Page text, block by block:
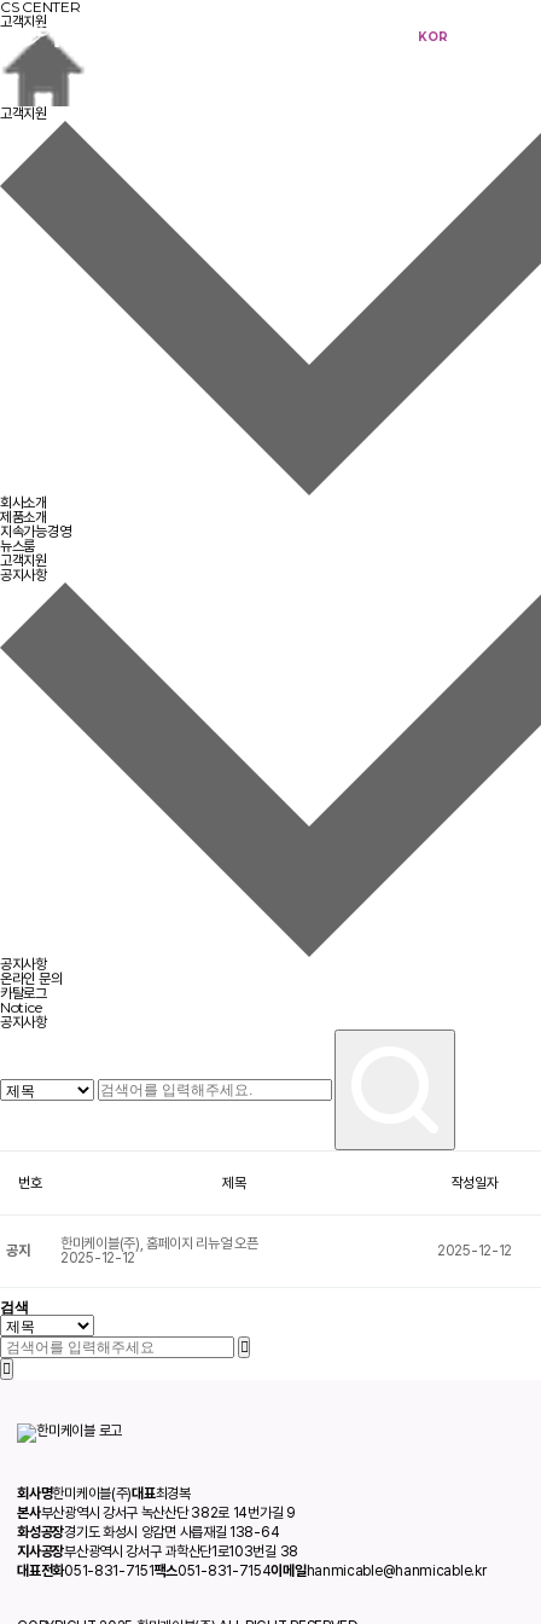
KOR
CS CENTER
고객지원
고객지원
회사소개
제품소개
지속가능경영
뉴스룸
고객지원
공지사항
공지사항
온라인 문의
카탈로그
Notice
공지사항
번호 제목 작성일자
공지 한미케이블(주), 홈페이지 리뉴얼 오픈
2025-12-12 2025-12-12
검색
회사명한미케이블(주)대표최경복
본사부산광역시 강서구 녹산산단 382로 14번가길 9
화성공장경기도 화성시 양감면 사릅재길 138-64
지사공장부산광역시 강서구 과학산단1로103번길 38
대표전화051-831-7151팩스051-831-7154이메일hanmicable@hanmicable.kr